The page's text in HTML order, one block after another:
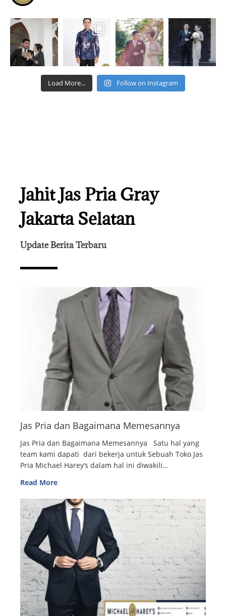
Load More... Follow on Instagram
Jahit Jas Pria Gray
Jakarta Selatan
Update Berita Terbaru
Jas Pria dan Bagaimana Memesannya
Jas Pria dan Bagaimana Memesannya Satu hal yang
team kami dapati dari bekerja untuk Sebuah Toko Jas
Pria Michael Harey’s dalam hal ini diwakili…
Read More